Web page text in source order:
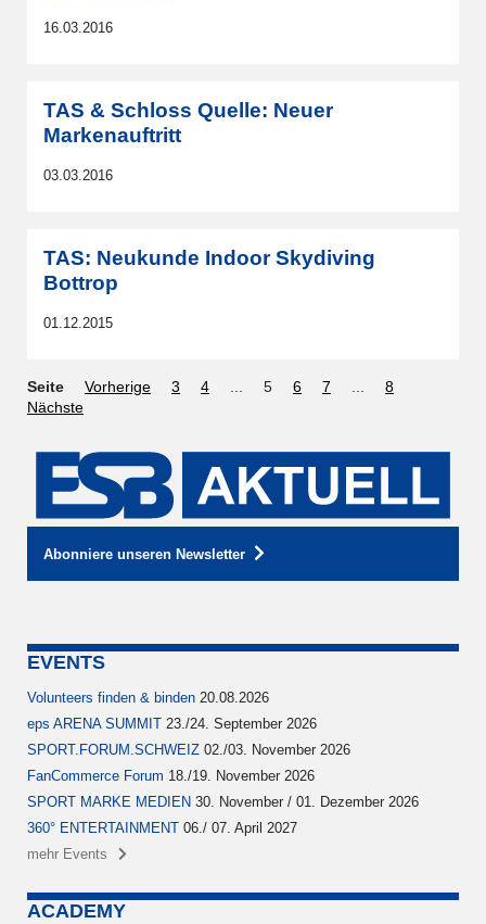
16.03.2016
TAS & Schloss Quelle: Neuer
Markenauftritt
03.03.2016
TAS: Neukunde Indoor Skydiving
Bottrop
01.12.2015
Seite Vorherige 3 4 5 6 7
8
Nächste
Abonniere unseren Newsletter
EVENTS
Volunteers finden & binden 20.08.2026
eps ARENA SUMMIT 23./24. September 2026
SPORT.FORUM.SCHWEIZ 02./03. November 2026
FanCommerce Forum 18./19. November 2026
SPORT MARKE MEDIEN 30. November / 01. Dezember 2026
360° ENTERTAINMENT 06./ 07. April 2027
mehr Events
ACADEMY